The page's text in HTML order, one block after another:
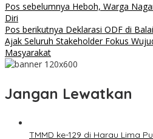
Pos sebelumnya Heboh, Warga
Diri
Pos berikutnya Deklarasi ODF di
Ajak Seluruh Stakeholder Fokus
Masyarakat
Jangan Lewatkan
TMMD ke-129 di Harau Lima